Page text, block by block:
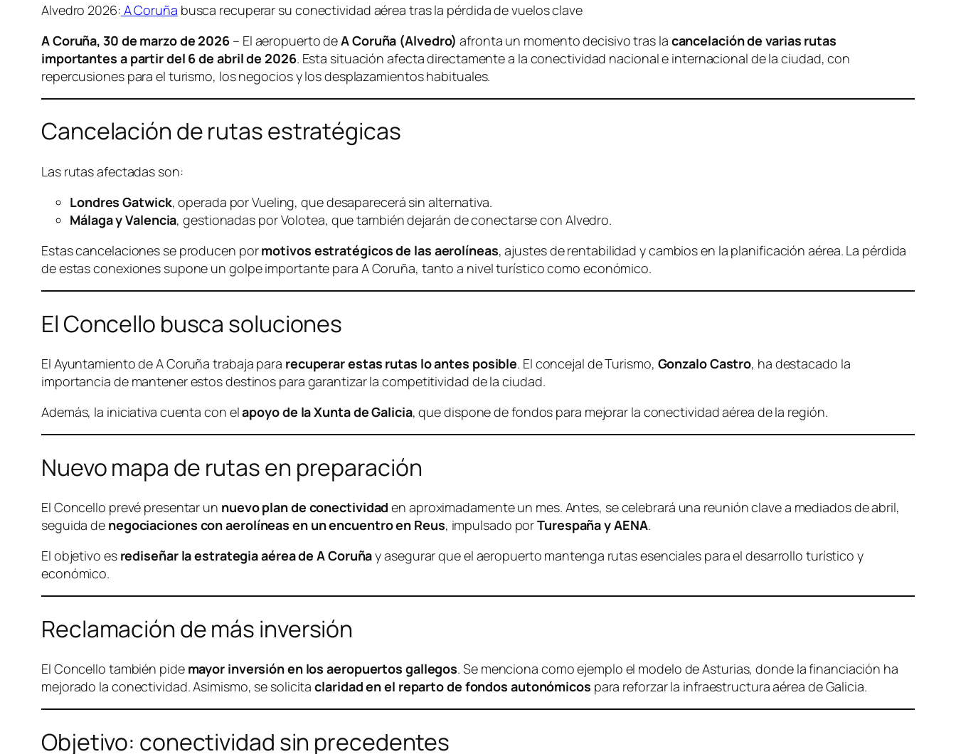
Alvedro 2026: A Coruña busca recuperar su conectividad aérea tras la pérdida de vuelos clave
A Coruña, 30 de marzo de 2026 – El aeropuerto deA Coruña (Alvedro) afronta un momento decisivo tras la cancelación de varias rutas
importantes a partir del 6 de abril de 2026. Esta situación afecta directamente a la conectividad nacional e internacional de la ciudad, con
repercusiones para el turismo, los negocios y los desplazamientos habituales.
Cancelación de rutas estratégicas
Las rutas afectadas son:
Londres Gatwick, operada por Vueling, que desaparecerá sin alternativa.
Málaga y Valencia, gestionadas por Volotea, que también dejarán de conectarse con Alvedro.
Estas cancelaciones se producen pormotivos estratégicos de las aerolíneas, ajustes de rentabilidad y cambios en la planificación aérea. La pérdida
de estas conexiones supone un golpe importante para A Coruña, tanto a nivel turístico como económico.
El Concello busca soluciones
El Ayuntamiento de A Coruña trabaja para recuperar estas rutas lo antes posible. El concejal de Turismo, Gonzalo Castro, ha destacado la
importancia de mantener estos destinos para garantizar la competitividad de la ciudad.
Además, la iniciativa cuenta con elapoyo de la Xunta de Galicia, que dispone de fondos para mejorar la conectividad aérea de la región.
Nuevo mapa de rutas en preparación
El Concello prevé presentar un nuevo plan de conectividad en aproximadamente un mes. Antes, se celebrará una reunión clave a mediados de abril,
seguida de negociaciones con aerolíneas en un encuentro en Reus, impulsado porTurespaña y AENA.
El objetivo es rediseñar la estrategia aérea de A Coruñay asegurar que el aeropuerto mantenga rutas esenciales para el desarrollo turístico y
económico.
Reclamación de más inversión
El Concello también pide mayor inversión en los aeropuertos gallegos. Se menciona como ejemplo el modelo de Asturias, donde la financiación ha
mejorado la conectividad. Asimismo, se solicitaclaridad en el reparto de fondos autonómicos para reforzar la infraestructura aérea de Galicia.
Objetivo: conectividad sin precedentes